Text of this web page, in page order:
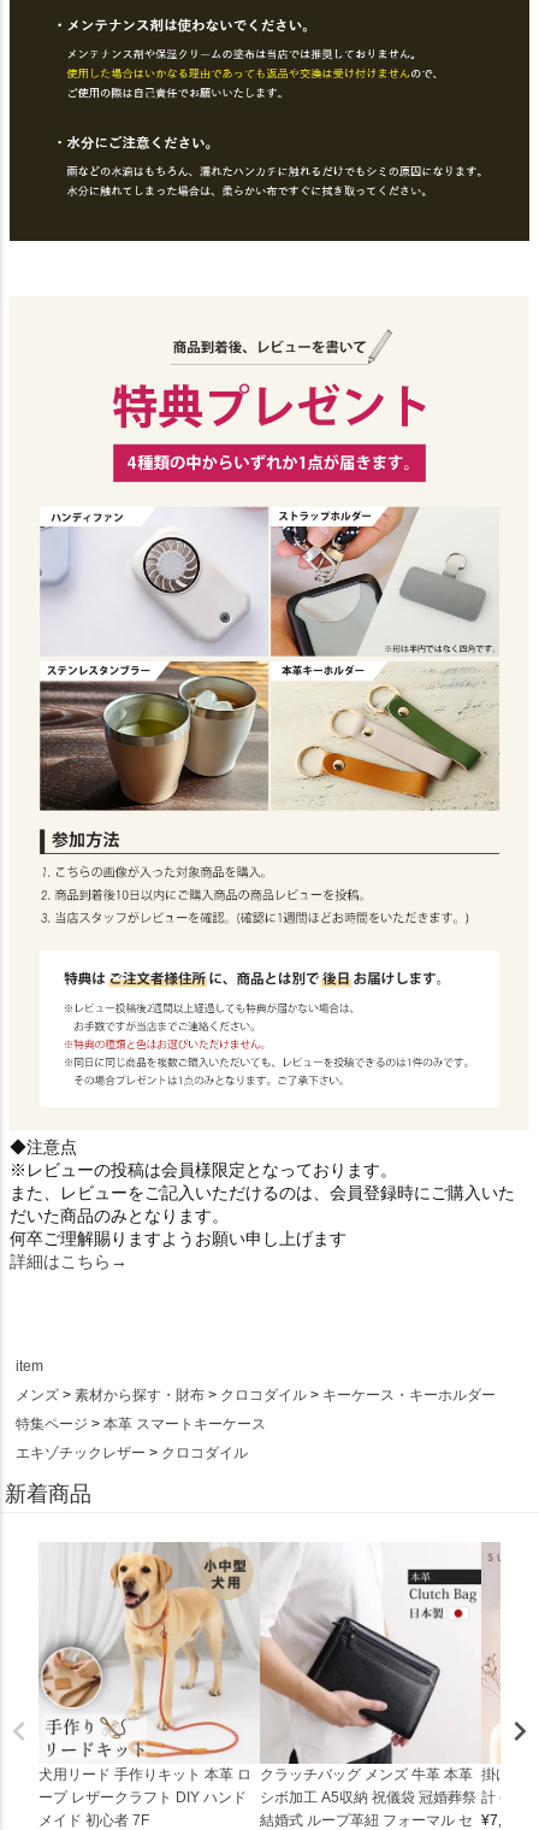
◆注意点
※レビューの投稿は会員様限定となっております。
また、レビューをご記入いただけるのは、会員登録時にご購入いた
だいた商品のみとなります。
何卒ご理解賜りますようお願い申し上げます
詳細はこちら→
item
メンズ
素材から探す・財布 クロコダイル
キーケース・キーホルダー
特集ページ
本革 スマートキーケース
エキゾチックレザー
クロコダイル
新着商品
犬用リード 手作りキット 本革 ロ
ープ レザークラフト DIY ハンド
メイド 初心者 7F
クラッチバッグ メンズ 牛革 本革
シボ加工 A5収納 祝儀袋 冠婚葬祭
結婚式 ループ革紐 フォーマル セ
掛け時
計
¥7,150